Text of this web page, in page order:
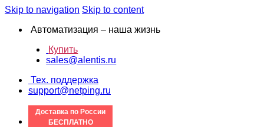
Skip to navigation Skip to content
Автоматизация – наша жизнь
Купить
sales@alentis.ru
Тех. поддержка
support@netping.ru
Доставка по России
БЕСПЛАТНО